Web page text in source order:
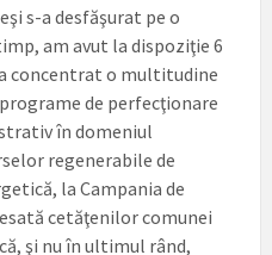
s-a desfăşurat pe o
am avut la dispoziţie 6
concentrat o multitudine
de perfecţionare
în domeniul
regenerabile de
la Campania de
cetăţenilor comunei
şi nu în ultimul rând,